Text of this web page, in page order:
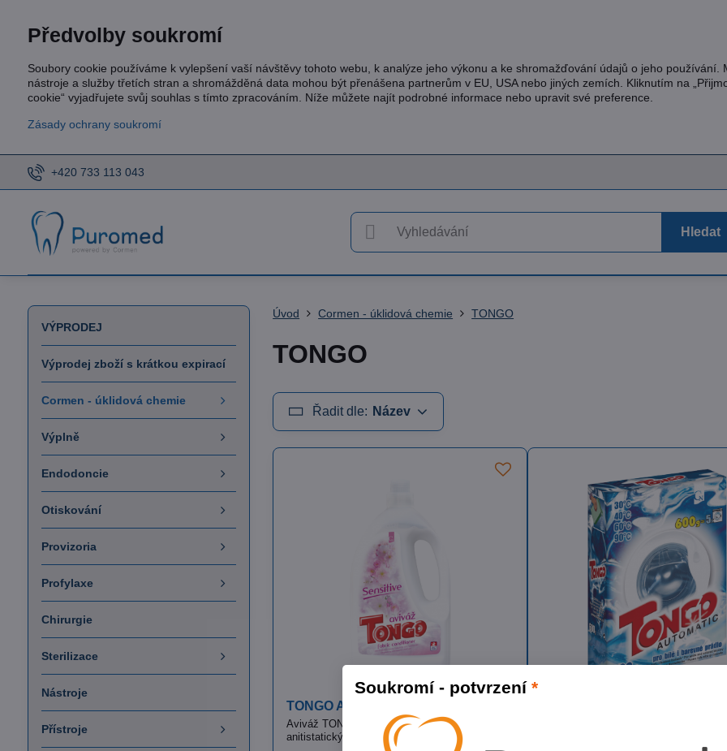
+420 733 113 043
Hledat
Úvod Cormen - úklidová chemie TONGO
TONGO
Řadit dle: Název
TONGO Aviváž Sensitive bílá
Aviváž TONGO vyniká dobrými změkčujícími a
anitistatickými účinky
Prací prášek použitelný ve všech
VÝPRODEJ
Výprodej zboží s krátkou expirací
Cormen - úklidová chemie
Výplně
Endodoncie
Otiskování
Provizoria
Profylaxe
Chirurgie
Sterilizace
Nástroje
Přístroje
Předvolby soukromí
Soubory cookie používáme k vylepšení vaší návštěvy tohoto webu, k analýze jeho výkonu a ke shromažďování údajů o jeho používání.
nástroje a služby třetích stran a shromážděná data mohou být přenášena partnerům v EU, USA nebo jiných zemích. Kliknutím na
cookie“ vyjadřujete svůj souhlas s tímto zpracováním. Níže můžete najít podrobné informace nebo upravit své preference.
Zásady ochrany soukromí
Soukromí - potvrzení *